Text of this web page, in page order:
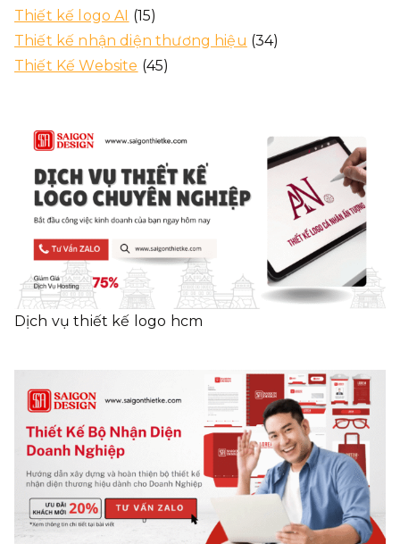
Thiết kế logo AI (15)
Thiết kế nhận diện thương hiệu (34)
Thiết Kế Website (45)
Dịch vụ thiết kế logo hcm